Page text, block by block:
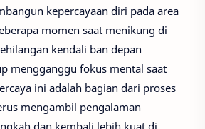
kepercayaan diri pada area
momen saat menikung di
kendali ban depan
mengganggu fokus mental saat
ini adalah bagian dari proses
mengambil pengalaman